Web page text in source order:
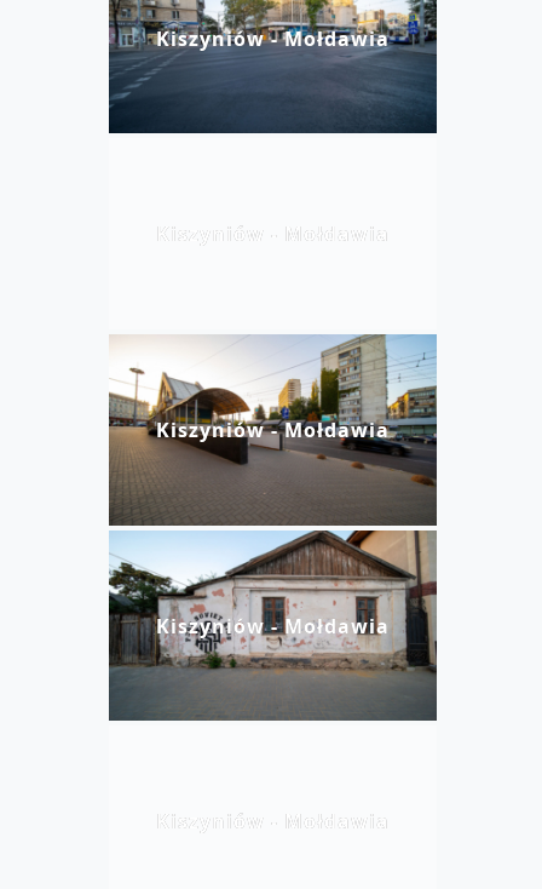
Kiszyniów - Mołdawia
Kiszyniów - Mołdawia
Kiszyniów - Mołdawia
Kiszyniów - Mołdawia
Kiszyniów - Mołdawia